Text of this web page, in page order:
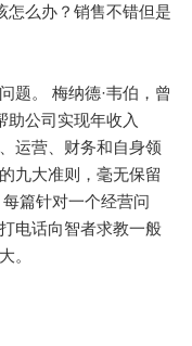
怎么办？销售不错但是
题。 梅纳德·韦伯，曾
助公司实现年收入
运营、财务和自身领
九大准则，毫无保留
篇针对一个经营问
电话向智者求教一般
。